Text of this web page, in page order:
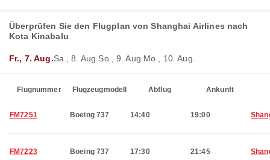
Überprüfen Sie den Flugplan von Shanghai Airlines nach
Kota Kinabalu
Fr., 7. Aug.Sa., 8. Aug. So., 9. Aug. Mo., 10. Aug.
Flugnummer Flugzeugmodell Abflug Ankunft
FM7251 Boeing 737 14:40 19:00
FM7223 Boeing 737 17:30 21:45